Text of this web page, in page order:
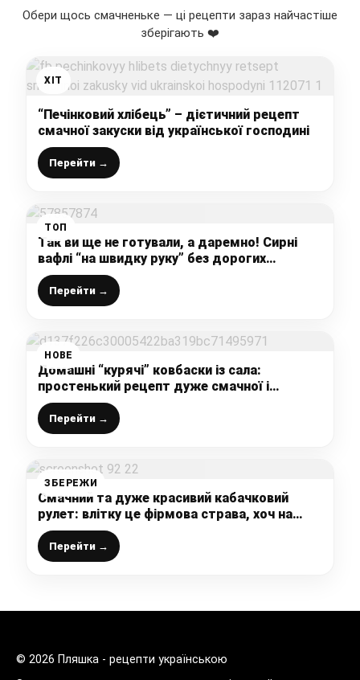
Обери щось смачненьке — ці рецепти зараз найчастіше
зберігають ❤️
ХІТ
“Печінковий хлібець” – дієтичний рецепт
смачної закуски від української господині
Перейти →
ТОП
Так ви ще не готували, а даремно! Сирні
вафлі “на швидку руку” без дорогих
продуктів: ідеально на перекус
Перейти →
НОВЕ
Домашні “курячі” ковбаски із сала:
простенький рецепт дуже смачної і
бюджетної закуски на будь-який стіл
Перейти →
ЗБЕРЕЖИ
Смачний та дуже красивий кабачковий
рулет: влітку це фірмова страва, хоч на
святковий стіл, хоч на кожен день подавай
Перейти →
© 2026 Пляшка - рецепти українською